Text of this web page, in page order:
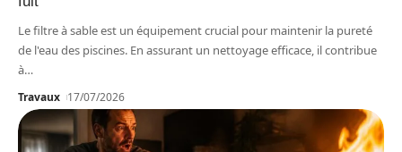
Le filtre à sable est un équipement crucial pour maintenir la pureté
de l'eau des piscines. En assurant un nettoyage efficace, il contribue
à…
Travaux 17/07/2026